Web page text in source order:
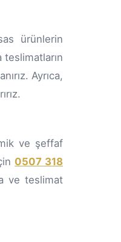
ürünlerin
Ayrıca,
ve şeffaf
0507 318
ve teslimat